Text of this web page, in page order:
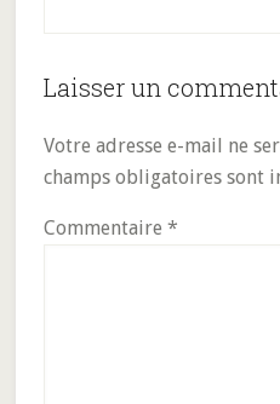
Interactions
lecteur
Laisser un
Votre adresse e-mail ne
champs obligatoires sont
Commentaire *